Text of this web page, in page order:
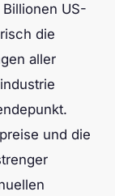
US-
die
aller
und die